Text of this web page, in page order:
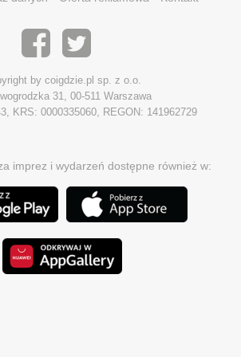
by coigdzie.pl sp. z o.o.
31, 00-511 Warszawa
KRS: 0000335060, REGON: 141962729
imprez i wydarzeń dostępne również w: